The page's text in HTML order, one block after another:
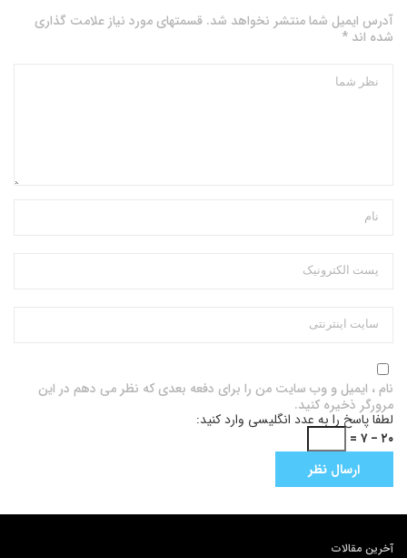
آدرس ایمیل شما منتشر نخواهد شد. قسمتهای مورد نیاز علامت گذاری
شده اند *
نام ، ایمیل و وب سایت من را برای دفعه بعدی که نظر می دهم در این
مرورگر ذخیره کنید.
لطفا پاسخ را به عدد انگلیسی وارد کنید:
۲۰ − ۷ =
آخرین مقالات